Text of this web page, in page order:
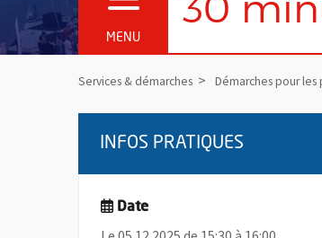
MENU
OUVRIR LE MENU
Services & démarches Démarches pour les
INFOS PRATIQUES
Date